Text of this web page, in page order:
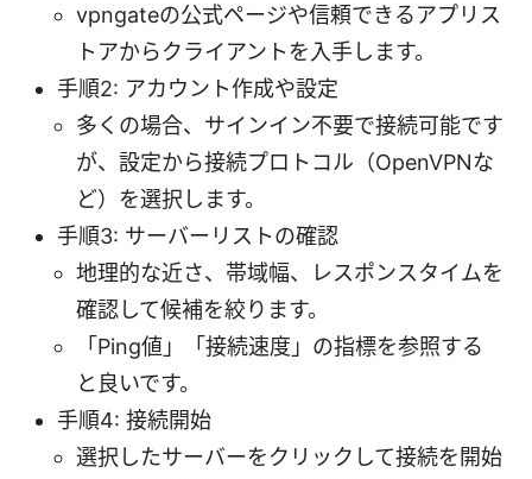
vpngateの公式ページや信頼できるアプリス
トアからクライアントを入手します。
手順2: アカウント作成や設定
多くの場合、サインイン不要で接続可能です
が、設定から接続プロトコル（OpenVPNな
ど）を選択します。
手順3: サーバーリストの確認
地理的な近さ、帯域幅、レスポンスタイムを
確認して候補を絞ります。
「Ping値」「接続速度」の指標を参照する
と良いです。
手順4: 接続開始
選択したサーバーをクリックして接続を開始